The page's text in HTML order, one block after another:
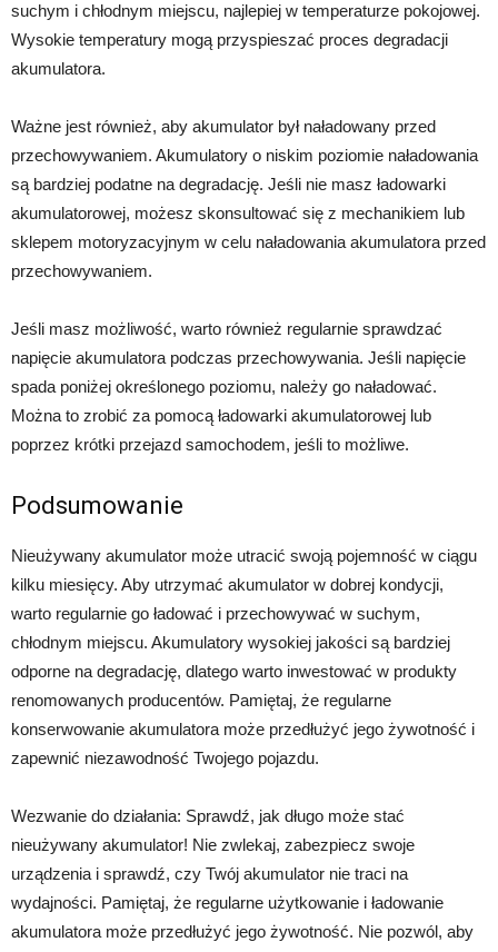
suchym i chłodnym miejscu, najlepiej w temperaturze pokojowej.
Wysokie temperatury mogą przyspieszać proces degradacji
akumulatora.
Ważne jest również, aby akumulator był naładowany przed
przechowywaniem. Akumulatory o niskim poziomie naładowania
są bardziej podatne na degradację. Jeśli nie masz ładowarki
akumulatorowej, możesz skonsultować się z mechanikiem lub
sklepem motoryzacyjnym w celu naładowania akumulatora przed
przechowywaniem.
Jeśli masz możliwość, warto również regularnie sprawdzać
napięcie akumulatora podczas przechowywania. Jeśli napięcie
spada poniżej określonego poziomu, należy go naładować.
Można to zrobić za pomocą ładowarki akumulatorowej lub
poprzez krótki przejazd samochodem, jeśli to możliwe.
Podsumowanie
Nieużywany akumulator może utracić swoją pojemność w ciągu
kilku miesięcy. Aby utrzymać akumulator w dobrej kondycji,
warto regularnie go ładować i przechowywać w suchym,
chłodnym miejscu. Akumulatory wysokiej jakości są bardziej
odporne na degradację, dlatego warto inwestować w produkty
renomowanych producentów. Pamiętaj, że regularne
konserwowanie akumulatora może przedłużyć jego żywotność i
zapewnić niezawodność Twojego pojazdu.
Wezwanie do działania: Sprawdź, jak długo może stać
nieużywany akumulator! Nie zwlekaj, zabezpiecz swoje
urządzenia i sprawdź, czy Twój akumulator nie traci na
wydajności. Pamiętaj, że regularne użytkowanie i ładowanie
akumulatora może przedłużyć jego żywotność. Nie pozwól, aby